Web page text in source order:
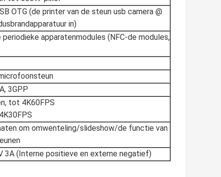
OTG (de printer van de steun usb camera @
in)
apparatenmodules (NFC-de modules,
3GPP
tot 4K60FPS
om omwenteling/slideshow/de functie van
3A (Interne positieve en externe negatief)